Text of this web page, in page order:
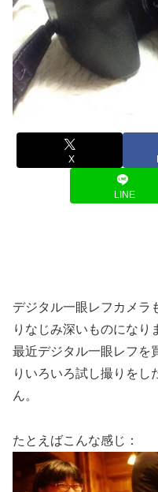
X
LINE
デジタル一眼レフカメラ
りなじみ深いものになり
最近デジタル一眼レフを
りいろいろ試し撮りをし
ん。
たとえばこんな感じ：